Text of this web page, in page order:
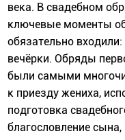
века. В свадебном
ключевые моменты
обязательно
вечёрки. Обряды
были самыми
к приезду жениха,
подготовка
благословление